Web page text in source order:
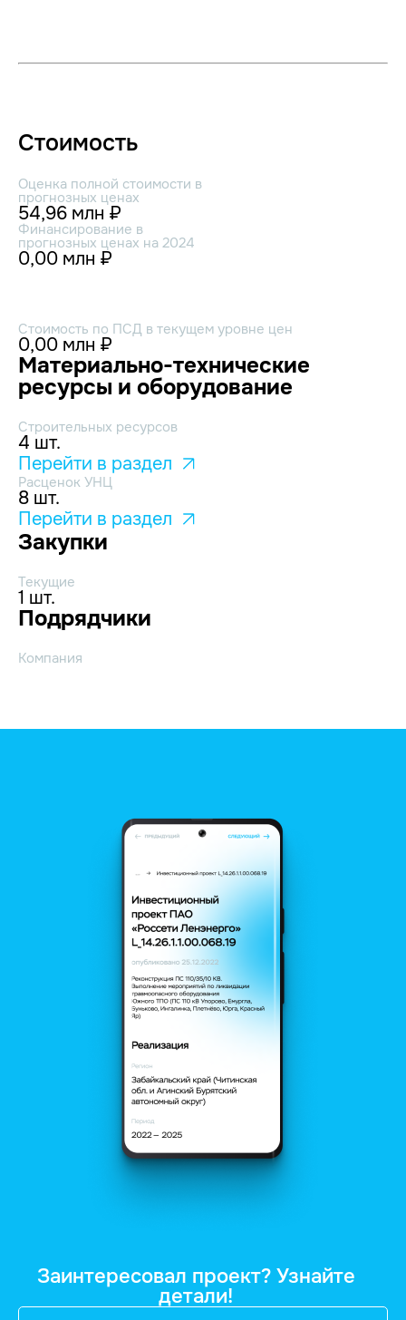
Стоимость
Оценка полной стоимости в
прогнозных ценах
54,96 млн ₽
Финансирование в
прогнозных ценах на 2024
0,00 млн ₽
Стоимость по ПСД в текущем уровне цен
0,00 млн ₽
Материально-технические
ресурсы и оборудование
Строительных ресурсов
4 шт.
Перейти в раздел
Расценок УНЦ
8 шт.
Перейти в раздел
Закупки
Текущие
1 шт.
Подрядчики
Компания
Заинтересовал проект? Узнайте
детали!